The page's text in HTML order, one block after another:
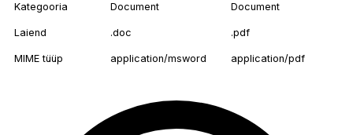
Kategooria Document Document
Laiend .doc .pdf
MIME tüüp application/msword application/pdf